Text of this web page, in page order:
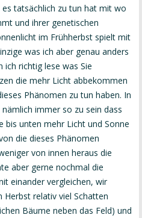
tatsächlich zu tun hat mit wo
und ihrer genetischen
im Frühherbst spielt mit
was ich aber genau anders
richtig lese was Sie
die mehr Licht abbekommen
Phänomen zu tun haben. In
immer so zu sein dass
bis unten mehr Licht und Sonne
die dieses Phänomen
von innen heraus die
aber gerne nochmal die
einander vergleichen, wir
relativ viel Schatten
Bäume neben das Feld) und